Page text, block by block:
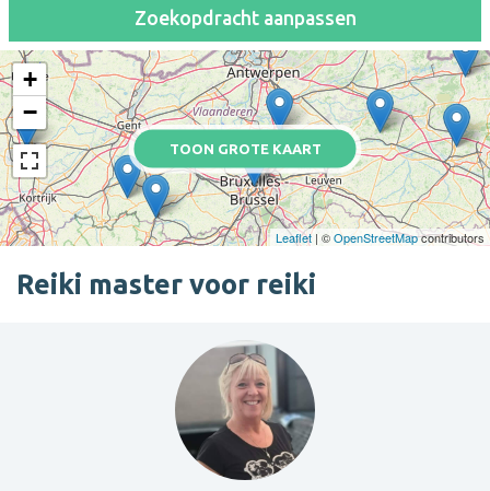
Zoekopdracht aanpassen
TOON GROTE KAART
+
−
Leaflet| ©OpenStreetMapcontributors
Reiki master voor reiki